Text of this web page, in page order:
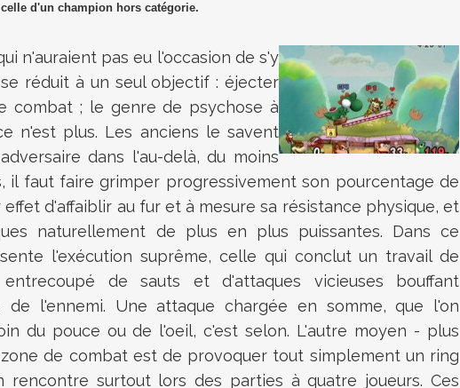
d'un champion hors catégorie.
n'auraient pas eu l'occasion de s'y
réduit à un seul objectif : éjecter
combat ; le genre de psychose à
n'est plus. Les anciens le savent
dans l'au-delà, du moins
il faut faire grimper progressivement son pourcentage de
d'affaiblir au fur et à mesure sa résistance physique, et
naturellement de plus en plus puissantes. Dans ce
l'exécution suprême, celle qui conclut un travail de
de sauts et d'attaques vicieuses bouffant
de l'ennemi. Une attaque chargée en somme, que l'on
du pouce ou de l'oeil, c'est selon. L'autre moyen - plus
de combat est de provoquer tout simplement un ring
rencontre surtout lors des parties à quatre joueurs. Ces